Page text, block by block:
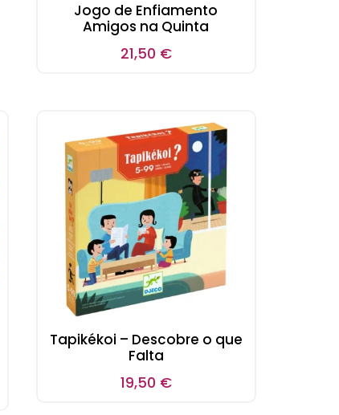
Jogo de Enfiamento
Amigos na Quinta
21,50 €
Tapikékoi – Descobre o que
Falta
19,50 €